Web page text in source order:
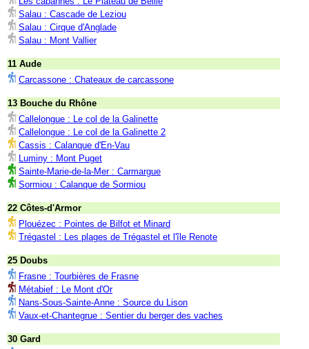
Salau : Cascade de Leziou
Salau : Cirque d'Anglade
Salau : Mont Vallier
11 Aude
Carcassone : Chateaux de carcassone
13 Bouche du Rhône
Callelongue : Le col de la Galinette
Callelongue : Le col de la Galinette 2
Cassis : Calanque d'En-Vau
Luminy : Mont Puget
Sainte-Marie-de-la-Mer : Carmargue
Sormiou : Calanque de Sormiou
22 Côtes-d'Armor
Plouézec : Pointes de Bilfot et Minard
Trégastel : Les plages de Trégastel et l'île Renote
25 Doubs
Frasne : Tourbières de Frasne
Métabief : Le Mont d'Or
Nans-Sous-Sainte-Anne : Source du Lison
Vaux-et-Chantegrue : Sentier du berger des vaches
30 Gard